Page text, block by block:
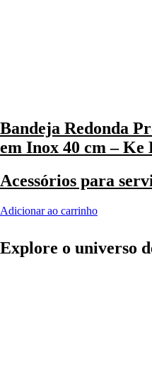
Bandeja Redonda
em Inox 40 cm – Ke
Acessórios para
Adicionar ao carrinho
Explore o universo